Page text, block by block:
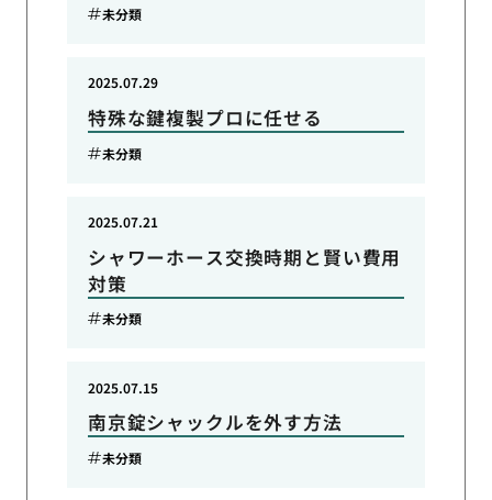
未分類
特殊な鍵複製プロに任せる
2025.07.29
未分類
シャワーホース交換時期と賢い費用
対策
2025.07.21
未分類
南京錠シャックルを外す方法
2025.07.15
未分類